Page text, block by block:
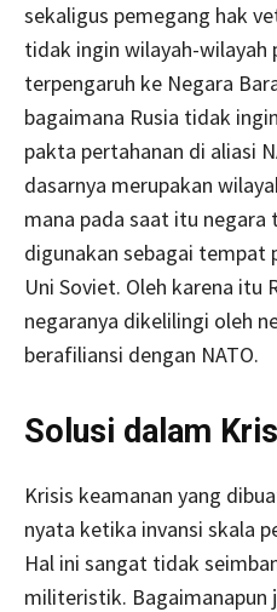
sekaligus pemegang hak
tidak ingin wilayah-wilayah
terpengaruh ke Negara
bagaimana Rusia tidak
pakta pertahanan di aliasi
dasarnya merupakan
mana pada saat itu negara
digunakan sebagai tempat
Uni Soviet. Oleh karena itu
negaranya dikelilingi oleh
berafiliansi dengan NATO.
Solusi dalam
Krisis keamanan yang
nyata ketika invansi skala
Hal ini sangat tidak
militeristik. Bagaimanapun